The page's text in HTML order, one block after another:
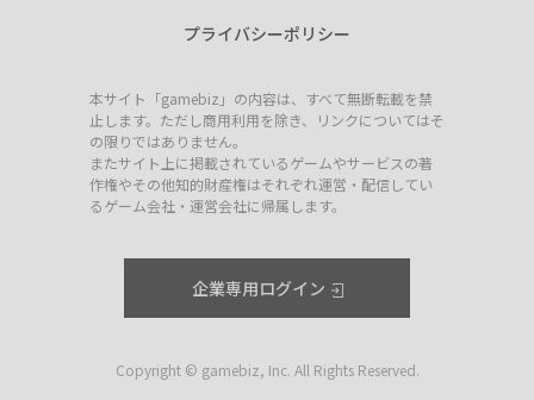
プライバシーポリシー
本サイト「gamebiz」の内容は、すべて無断転載を禁
止します。ただし商用利用を除き、リンクについてはそ
の限りではありません。
またサイト上に掲載されているゲームやサービスの著
作権やその他知的財産権はそれぞれ運営・配信してい
るゲーム会社・運営会社に帰属します。
企業専用ログイン
Copyright © gamebiz, Inc. All Rights Reserved.